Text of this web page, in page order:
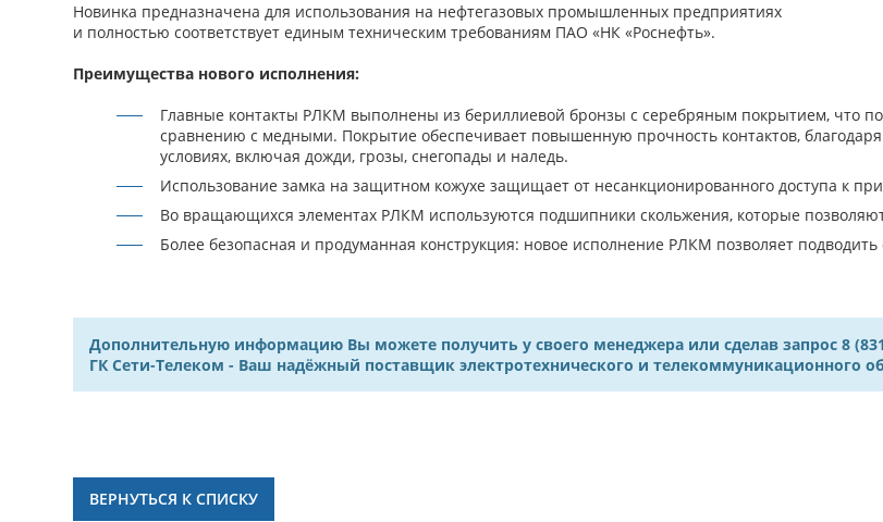
Новинка предназначена для использования на нефтегазовых промышленных предприятиях
и полностью соответствует единым техническим требованиям ПАО «НК «Роснефть».
Преимущества нового исполнения:
Главные контакты РЛКМ выполнены из бериллиевой бронзы с серебряным покрытием, что
сравнению с медными. Покрытие обеспечивает повышенную прочность контактов,
условиях, включая дожди, грозы, снегопады и наледь.
Использование замка на защитном кожухе защищает от несанкционированного доступа к
Во вращающихся элементах РЛКМ используются подшипники скольжения, которые
Более безопасная и продуманная конструкция: новое исполнение РЛКМ позволяет
Дополнительную информацию Вы можете получить у своего менеджера или сделав запрос 8
ГК Сети-Телеком - Ваш надёжный поставщик электротехнического и телекоммуникационного
ВЕРНУТЬСЯ К СПИСКУ